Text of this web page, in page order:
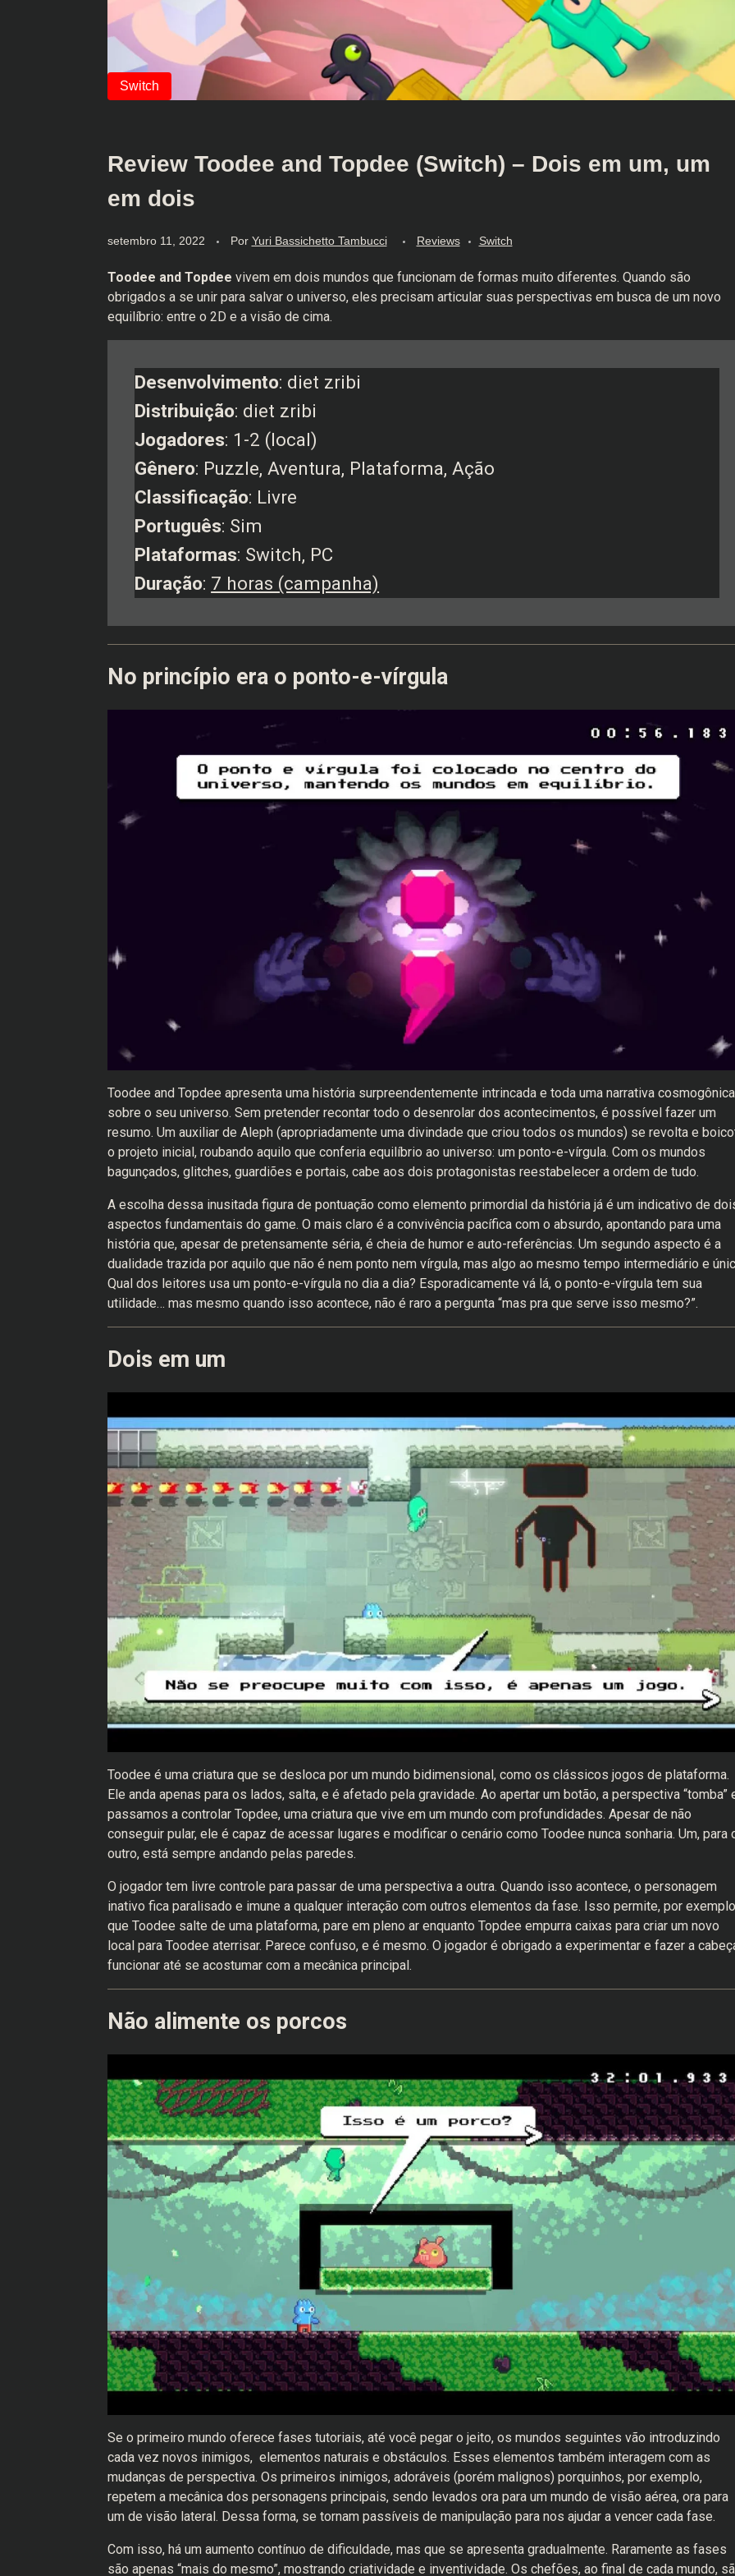
Review Toodee and Topdee (Switch) – Dois em um, um
em dois
setembro 11, 2022 Por Yuri Bassichetto Tambucci Reviews Switch
Toodee and Topdee vivem em dois mundos que funcionam de formas muito diferentes. Quando são
obrigados a se unir para salvar o universo, eles precisam articular suas perspectivas em busca de um novo
equilíbrio: entre o 2D e a visão de cima.
Desenvolvimento: diet zribi
Distribuição: diet zribi
Jogadores: 1-2 (local)
Gênero: Puzzle, Aventura, Plataforma, Ação
Classificação: Livre
Português: Sim
Plataformas: Switch, PC
Duração: 7 horas (campanha)
No princípio era o ponto-e-vírgula
Toodee and Topdee apresenta uma história surpreendentemente intrincada e toda uma narrativa cosmogônica
sobre o seu universo. Sem pretender recontar todo o desenrolar dos acontecimentos, é possível fazer um
resumo. Um auxiliar de Aleph (apropriadamente uma divindade que criou todos os mundos) se revolta e
o projeto inicial, roubando aquilo que conferia equilíbrio ao universo: um ponto-e-vírgula. Com os mundos
bagunçados, glitches, guardiões e portais, cabe aos dois protagonistas reestabelecer a ordem de tudo.
A escolha dessa inusitada figura de pontuação como elemento primordial da história já é um indicativo de
aspectos fundamentais do game. O mais claro é a convivência pacífica com o absurdo, apontando para uma
história que, apesar de pretensamente séria, é cheia de humor e auto-referências. Um segundo aspecto é a
dualidade trazida por aquilo que não é nem ponto nem vírgula, mas algo ao mesmo tempo intermediário e
Qual dos leitores usa um ponto-e-vírgula no dia a dia? Esporadicamente vá lá, o ponto-e-vírgula tem sua
utilidade… mas mesmo quando isso acontece, não é raro a pergunta “mas pra que serve isso mesmo?”.
Dois em um
Toodee é uma criatura que se desloca por um mundo bidimensional, como os clássicos jogos de plataforma.
Ele anda apenas para os lados, salta, e é afetado pela gravidade. Ao apertar um botão, a perspectiva “tomba”
passamos a controlar Topdee, uma criatura que vive em um mundo com profundidades. Apesar de não
conseguir pular, ele é capaz de acessar lugares e modificar o cenário como Toodee nunca sonharia. Um, para
outro, está sempre andando pelas paredes.
O jogador tem livre controle para passar de uma perspectiva a outra. Quando isso acontece, o personagem
inativo fica paralisado e imune a qualquer interação com outros elementos da fase. Isso permite, por
que Toodee salte de uma plataforma, pare em pleno ar enquanto Topdee empurra caixas para criar um novo
local para Toodee aterrisar. Parece confuso, e é mesmo. O jogador é obrigado a experimentar e fazer a
funcionar até se acostumar com a mecânica principal.
Não alimente os porcos
Se o primeiro mundo oferece fases tutoriais, até você pegar o jeito, os mundos seguintes vão introduzindo
cada vez novos inimigos, elementos naturais e obstáculos. Esses elementos também interagem com as
mudanças de perspectiva. Os primeiros inimigos, adoráveis (porém malignos) porquinhos, por exemplo,
repetem a mecânica dos personagens principais, sendo levados ora para um mundo de visão aérea, ora para
um de visão lateral. Dessa forma, se tornam passíveis de manipulação para nos ajudar a vencer cada fase.
Com isso, há um aumento contínuo de dificuldade, mas que se apresenta gradualmente. Raramente as fases
são apenas “mais do mesmo”, mostrando criatividade e inventividade. Os chefões, ao final de cada mundo,